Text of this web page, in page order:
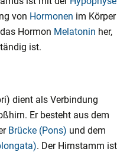
von Hormonen im Körper
Hormon Melatonin her,
ist.
dient als Verbindung
Er besteht aus dem
Brücke (Pons) und dem
. Der Hirnstamm ist